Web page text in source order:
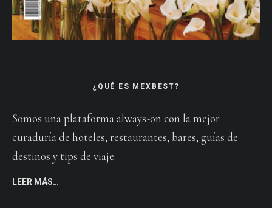
¿QUÉ ES MEXBEST?
Somos una plataforma always-on con la mejor
curaduría de hoteles, restaurantes, bares, guías de
destinos y tips de viaje.
LEER MÁS…